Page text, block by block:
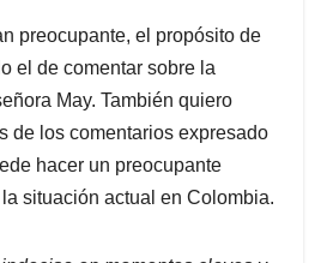
preocupante, el propósito de
el de comentar sobre la
May. También quiero
de los comentarios expresado
hacer un preocupante
situación actual en Colombia.